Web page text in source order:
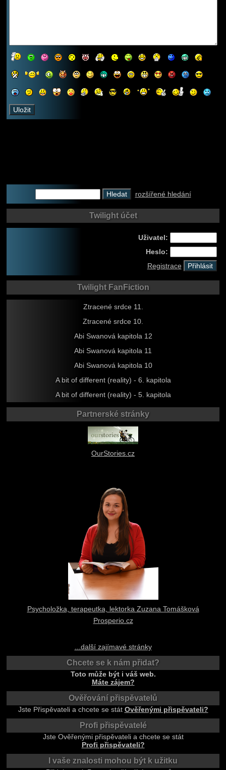
rozšířené hledání
Twilight účet
Uživatel:
Heslo:
Registrace
Twilight FanFiction
Ztracené srdce 11.
Ztracené srdce 10.
Abi Swanová kapitola 12
Abi Swanová kapitola 11
Abi Swanová kapitola 10
A bit of different (reality) - 6. kapitola
A bit of different (reality) - 5. kapitola
Partnerské stránky
OurStories.cz
Psycholožka, terapeutka, lektorka Zuzana Tomášková
Prosperio.cz
...další zajímavé stránky
Chcete se k nám přidat?
Toto může být i váš web.
Máte zájem?
Ověřování přispěvatelů
Jste Přispěvateli a chcete se stát Ověřenými přispěvateli?
Profi přispěvatelé
Jste Ověřenými přispěvateli a chcete se stát
Profi přispěvateli?
I vaše znalosti mohou být k užitku